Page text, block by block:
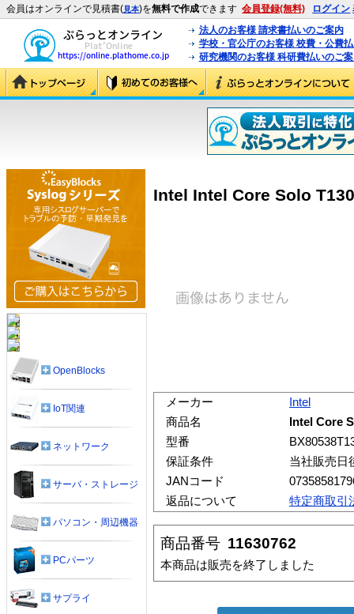
会員はオンラインで見積書(見本)を無料で作成できます 会員登録(無料) ログイン
法人のお客様 請求書払いのご案内
学校・官公庁のお客様 校費・公費
研究機関のお客様 科研費払いのご
Intel Intel Core Solo
メーカー
Intel
商品名
Intel Core
型番
保証条件
当社販売日
JANコード
返品について
特定商取引
商品番号 11630762
本商品は販売を終了しました
OpenBlocks
IoT関連
ネットワーク
サーバ・ストレージ
パソコン・周辺機器
PCパーツ
サプライ